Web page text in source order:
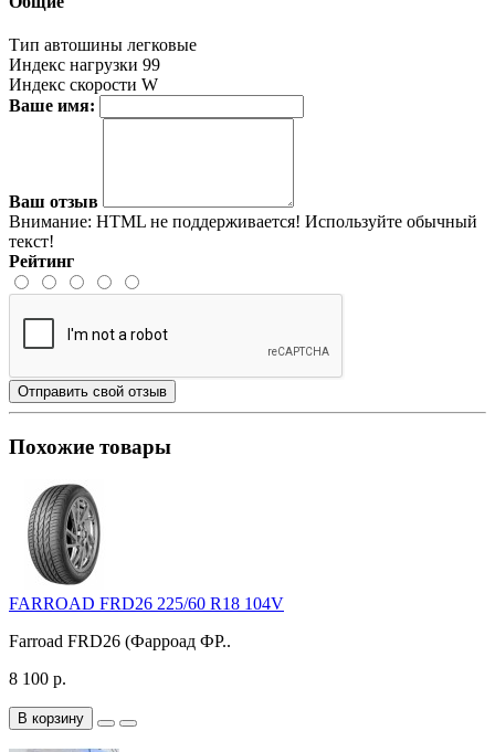
Тип автошины легковые
Индекс нагрузки 99
Индекс скорости W
Ваше имя:
Ваш отзыв
Внимание: HTML не поддерживается! Используйте обычный
текст!
Рейтинг
Отправить свой отзыв
Похожие товары
FARROAD FRD26 225/60 R18 104V
Farroad FRD26 (Фарроад ФР..
8 100 р.
В корзину